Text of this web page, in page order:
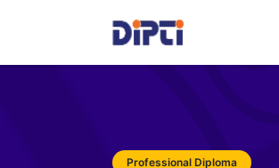
Professional Diploma